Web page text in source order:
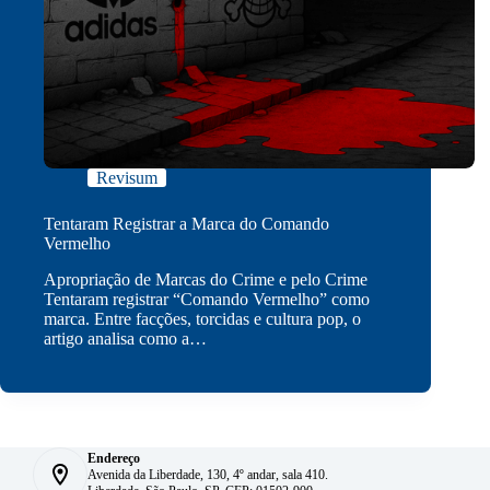
Revisum
Tentaram Registrar a Marca do Comando
Vermelho
Apropriação de Marcas do Crime e pelo Crime
Tentaram registrar “Comando Vermelho” como
marca. Entre facções, torcidas e cultura pop, o
artigo analisa como a…
Endereço
Avenida da Liberdade, 130, 4º andar, sala 410.